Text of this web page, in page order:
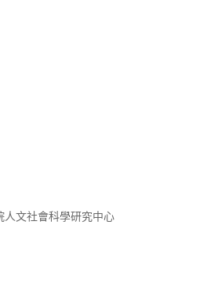
文社會科學研究中心